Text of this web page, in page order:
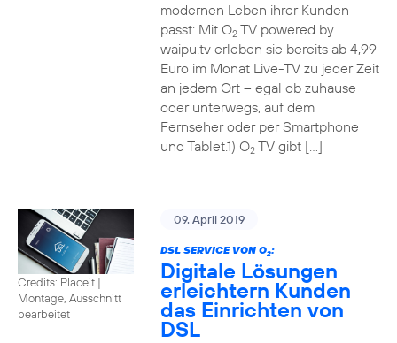
modernen Leben ihrer Kunden
passt: Mit O2TV powered by
waipu.tv erleben sie bereits ab 4,99
Euro im Monat Live-TV zu jeder Zeit
an jedem Ort – egal ob zuhause
oder unterwegs, auf dem
Fernseher oder per Smartphone
und Tablet.1) O2TV gibt […]
Credits: Placeit |
Montage, Ausschnitt
bearbeitet
09. April 2019
DSL SERVICE VON O2:
Digitale Lösungen
erleichtern Kunden
das Einrichten von
DSL